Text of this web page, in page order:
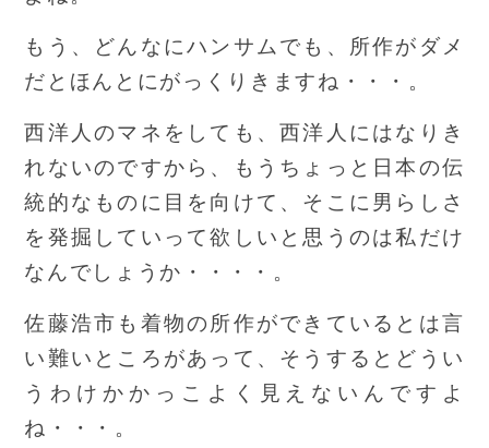
もう、どんなにハンサムでも、所作がダメ
だとほんとにがっくりきますね・・・。
西洋人のマネをしても、西洋人にはなりき
れないのですから、もうちょっと日本の伝
統的なものに目を向けて、そこに男らしさ
を発掘していって欲しいと思うのは私だけ
なんでしょうか・・・・。
佐藤浩市も着物の所作ができているとは言
い難いところがあって、そうするとどうい
うわけかかっこよく見えないんですよ
ね・・・。